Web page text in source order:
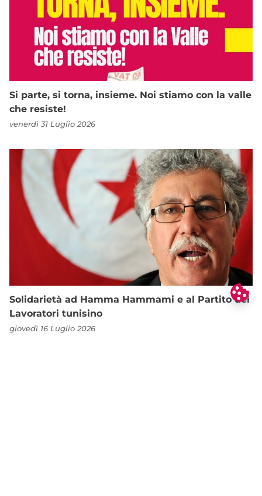
Si parte, si torna, insieme. Noi stiamo con la valle
che resiste!
venerdì 31 Luglio 2026
Solidarietà ad Hamma Hammami e al Partito dei
Lavoratori tunisino
giovedì 16 Luglio 2026